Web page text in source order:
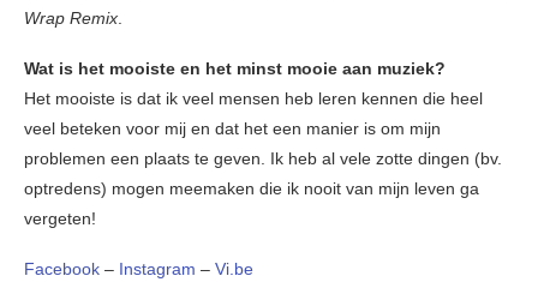
Wrap Remix
Wat is het mooiste en het minst mooie aan muziek?
Het mooiste is dat ik veel mensen heb leren kennen die heel
veel beteken voor mij en dat het een manier is om mijn
problemen een plaats te geven. Ik heb al vele zotte dingen (bv.
optredens) mogen meemaken die ik nooit van mijn leven ga
vergeten!
Facebook – Instagram – Vi.be